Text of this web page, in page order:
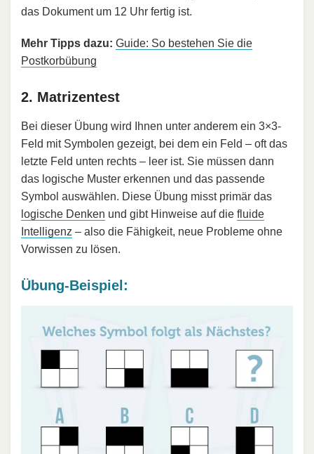
das Dokument um 12 Uhr fertig ist.
Mehr Tipps dazu: Guide: So bestehen Sie die
Postkorbübung
2. Matrizentest
Bei dieser Übung wird Ihnen unter anderem ein 3×3-
Feld mit Symbolen gezeigt, bei dem ein Feld – oft das
letzte Feld unten rechts – leer ist. Sie müssen dann
das logische Muster erkennen und das passende
Symbol auswählen. Diese Übung misst primär das
logische Denken und gibt Hinweise auf die fluide
Intelligenz – also die Fähigkeit, neue Probleme ohne
Vorwissen zu lösen.
Übung-Beispiel: